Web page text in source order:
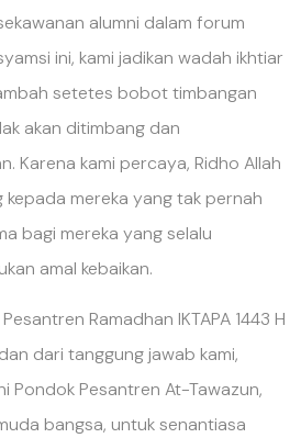
alumni dalam forum
ini, kami jadikan wadah ikhtiar
setetes bobot timbangan
akan ditimbang dan
Karena kami percaya, Ridho Allah
kepada mereka yang tak pernah
bagi mereka yang selalu
amal kebaikan.
Ramadhan IKTAPA 1443 H
dari tanggung jawab kami,
Pondok Pesantren At-Tawazun,
bangsa, untuk senantiasa